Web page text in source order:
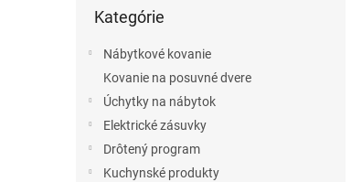
kategórie
Kategórie
Nábytkové kovanie
Kovanie na posuvné dvere
Úchytky na nábytok
Elektrické zásuvky
Drôtený program
Kuchynské produkty